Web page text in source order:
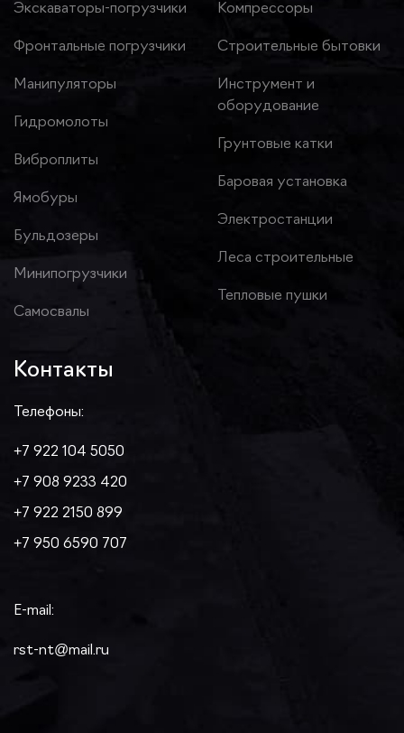
Экскаваторы-погрузчики
Фронтальные погрузчики
Манипуляторы
Гидромолоты
Виброплиты
Ямобуры
Бульдозеры
Минипогрузчики
Самосвалы
Компрессоры
Строительные бытовки
Инструмент и
оборудование
Грунтовые катки
Баровая установка
Электростанции
Леса строительные
Тепловые пушки
Контакты
Телефоны:
+7 922 104 5050
+7 908 9233 420
+7 922 2150 899
+7 950 6590 707
E-mail:
rst-nt@mail.ru